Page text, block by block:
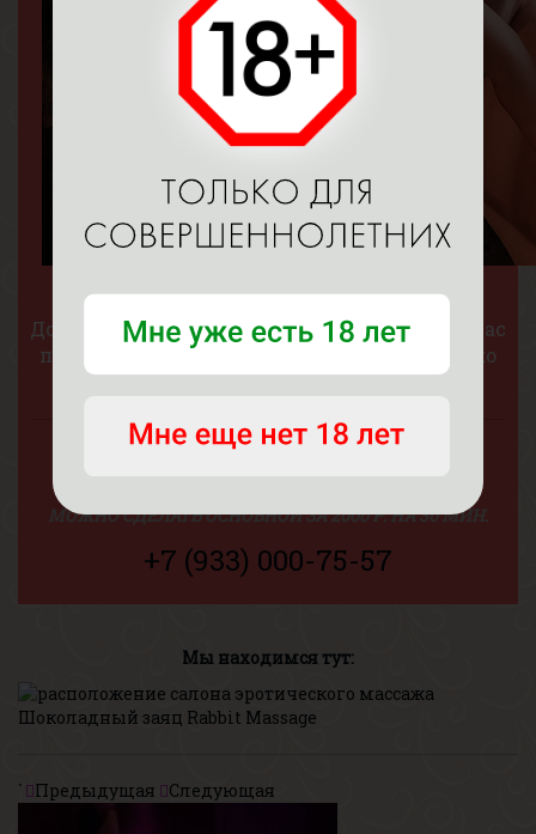
"ВЕТОЧКА САКУРЫ"
Дополнение, в котором мастерица осыплет вас
поцелуями и нежными прикосновениями ко
всему телу своим язычком.
СТОИМОСТЬ: 1000 РУБЛЕЙ
МОЖНО СДЕЛАТЬ ОСНОВНОЙ ЗА 2000 Р. НА 30 МИН.
+7 (933) 000-75-57
Мы находимся тут:
` Предыдущая Следующая